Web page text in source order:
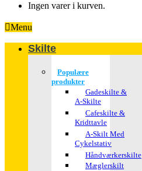
Ingen varer i kurven.
Menu
Skilte
Populære
produkter
Gadeskilte &
A-Skilte
Cafeskilte &
Kridttavle
A-Skilt Med
Cykelstativ
Håndværkerskilte
Mæglerskilt